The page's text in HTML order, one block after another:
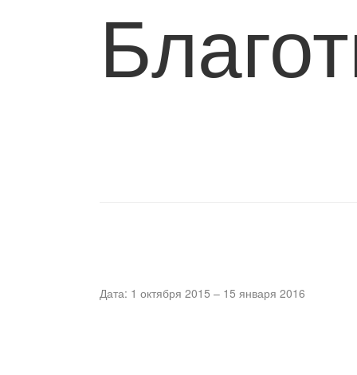
Дата: 1 октября 2015 – 15 января 2016